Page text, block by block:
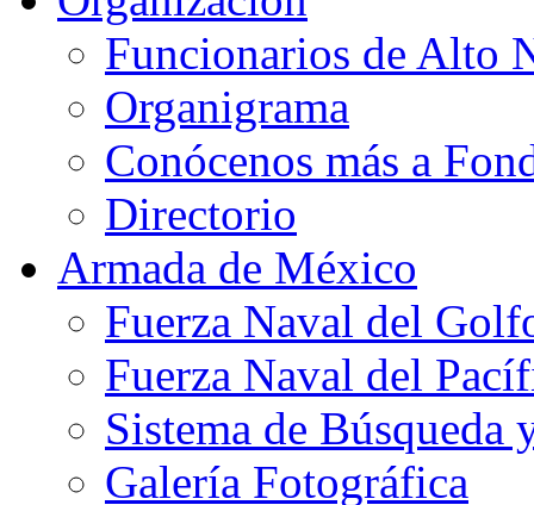
Funcionarios de Alto
Organigrama
Conócenos más a
Directorio
Armada de México
Fuerza Naval del
Fuerza Naval del
Sistema de Búsqueda
Galería Fotográfica